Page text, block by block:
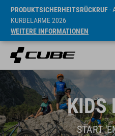
PRODUKTSICHERHEITSRÜCKRUF-
KURBELARME 2026
WEITERE INFORMATIONEN
KIDS
START